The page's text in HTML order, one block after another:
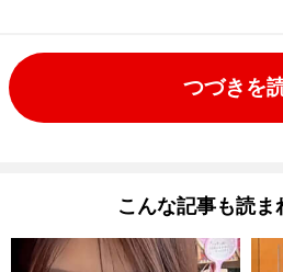
つづきを
こんな記事も読ま